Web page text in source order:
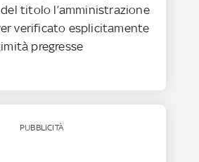
titolo l’amministrazione
verificato esplicitamente
pregresse
PUBBLICITÀ